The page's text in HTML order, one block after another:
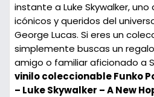
instante a Luke Skywalker,
icónicos y queridos del
George Lucas. Si eres un
simplemente buscas un
amigo o familiar aficionado a
vinilo coleccionable Funko
– Luke Skywalker – A New